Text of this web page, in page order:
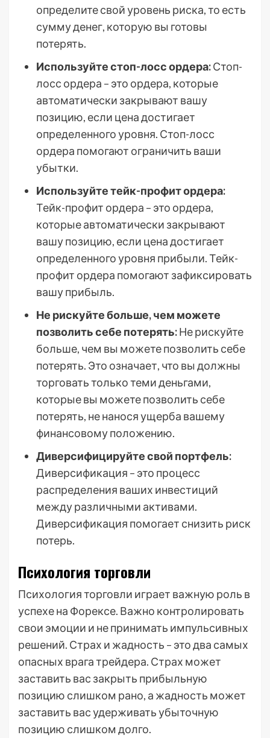
определите свой уровень риска, то есть
сумму денег, которую вы готовы
потерять.
Используйте стоп-лосс ордера:Стоп-
лосс ордера – это ордера, которые
автоматически закрывают вашу
позицию, если цена достигает
определенного уровня. Стоп-лосс
ордера помогают ограничить ваши
убытки.
Используйте тейк-профит ордера:
Тейк-профит ордера – это ордера,
которые автоматически закрывают
вашу позицию, если цена достигает
определенного уровня прибыли. Тейк-
профит ордера помогают зафиксировать
вашу прибыль.
Не рискуйте больше, чем можете
позволить себе потерять:Не рискуйте
больше, чем вы можете позволить себе
потерять. Это означает, что вы должны
торговать только теми деньгами,
которые вы можете позволить себе
потерять, не нанося ущерба вашему
финансовому положению.
Диверсифицируйте свой портфель:
Диверсификация – это процесс
распределения ваших инвестиций
между различными активами.
Диверсификация помогает снизить риск
потерь.
Психология торговли
Психология торговли играет важную роль в
успехе на Форексе. Важно контролировать
свои эмоции и не принимать импульсивных
решений. Страх и жадность – это два самых
опасных врага трейдера. Страх может
заставить вас закрыть прибыльную
позицию слишком рано, а жадность может
заставить вас удерживать убыточную
позицию слишком долго.